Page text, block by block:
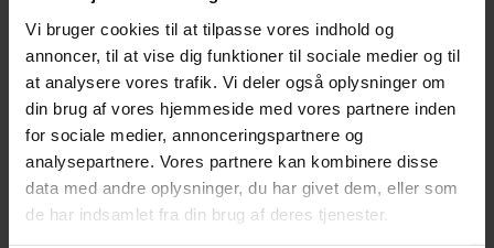
Vi bruger cookies til at tilpasse vores indhold og
annoncer, til at vise dig funktioner til sociale medier og til
at analysere vores trafik. Vi deler også oplysninger om
din brug af vores hjemmeside med vores partnere inden
for sociale medier, annonceringspartnere og
analysepartnere. Vores partnere kan kombinere disse
data med andre oplysninger, du har givet dem, eller som
de har indsamlet fra din brug af deres tjenester.
Instruktioner
Om os
FAQ
Kontakt
DNA-Test fra verdens